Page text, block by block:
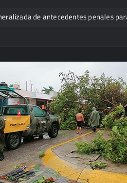
antecedentes penales para obtener